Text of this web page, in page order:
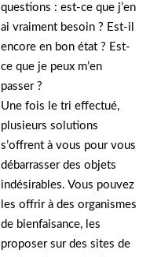
questions : est-ce que j’en
ai vraiment besoin ? Est-il
encore en bon état ? Est-
ce que je peux m’en
passer ?
Une fois le tri effectué,
plusieurs solutions
s’offrent à vous pour vous
débarrasser des objets
indésirables. Vous pouvez
les offrir à des organismes
de bienfaisance, les
proposer sur des sites de